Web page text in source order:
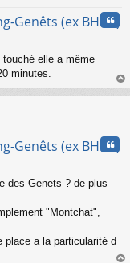
Genêts (ex BHNS)
touché elle a même
minutes.
au
Genêts (ex BHNS)
des Genets ? de plus
"Montchat",
place a la particularité d